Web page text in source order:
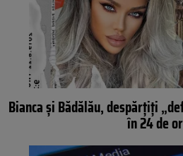
Bianca și Bădălău, despărțiți
în 24 de